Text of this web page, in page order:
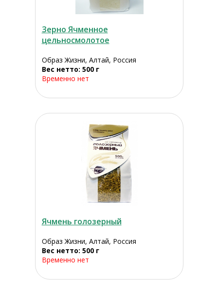
Зерно Ячменное
цельносмолотое
Образ Жизни, Алтай, Россия
Вес нетто: 500 г
Временно нет
Ячмень голозерный
Образ Жизни, Алтай, Россия
Вес нетто: 500 г
Временно нет